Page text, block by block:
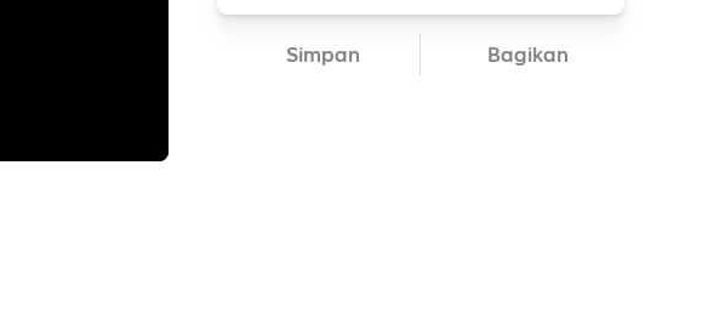
Simpan Bagikan